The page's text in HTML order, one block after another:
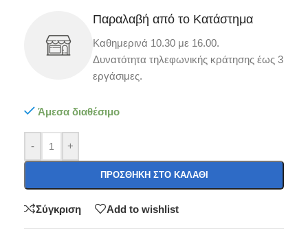
Παραλαβή από το Κατάστημα
Καθημερινά 10.30 με 16.00.
Δυνατότητα τηλεφωνικής κράτησης έως 3
εργάσιμες.
Άμεσα διαθέσιμο
- +
ΠΡΟΣΘΉΚΗ ΣΤΟ ΚΑΛΆΘΙ
Σύγκριση Add to wishlist